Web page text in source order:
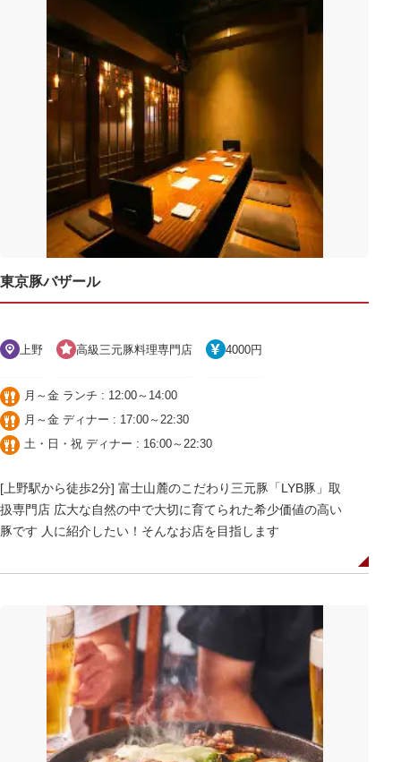
東京豚バザール
上野 高級三元豚料理専門店 4000円
月～金 ランチ : 12:00～14:00
月～金 ディナー : 17:00～22:30
土・日・祝 ディナー : 16:00～22:30
[上野駅から徒歩2分] 富士山麓のこだわり三元豚「LYB豚」取
扱専門店 広大な自然の中で大切に育てられた希少価値の高い
豚です 人に紹介したい！そんなお店を目指します